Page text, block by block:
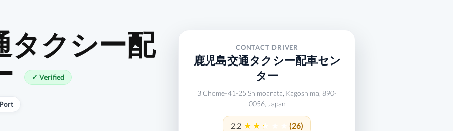
タクシー配
✓ Verified
CONTACT DRIVER
鹿児島交通タクシー配車セン
ター
3 Chome-41-25 Shimoarata, Kagoshima, 890-
0056, Japan
2.2 (26)